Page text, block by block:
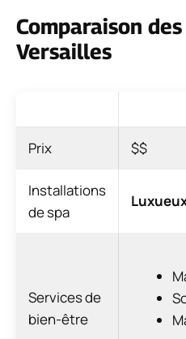
Comparaison
Versailles
Prix $$
Installations
de spa
Services de
bien-être